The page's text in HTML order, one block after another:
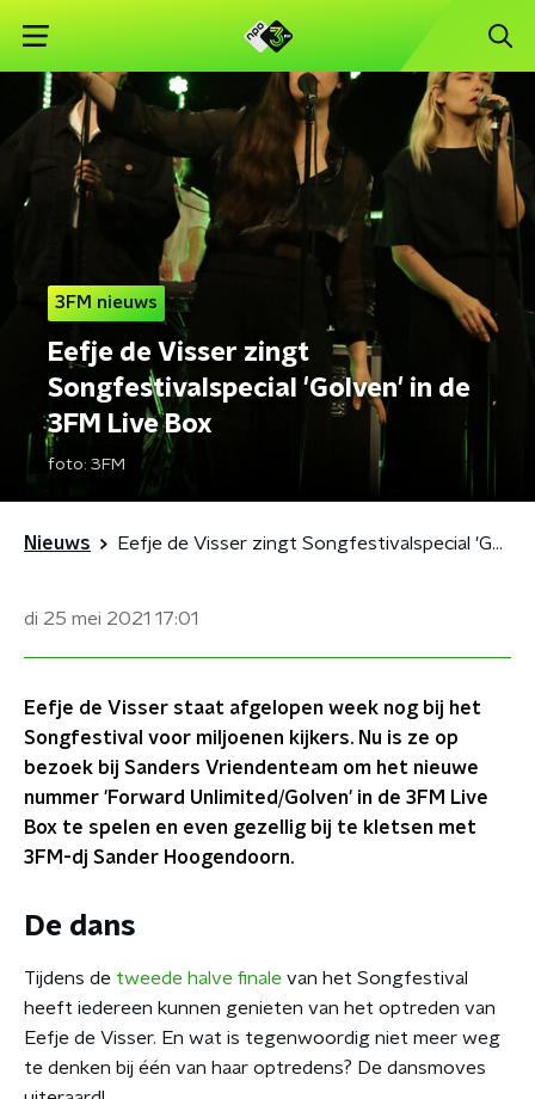
3FM nieuws
Eefje de Visser zingt
Songfestivalspecial 'Golven' in de
3FM Live Box
foto: 3FM
Nieuws Eefje de Visser zingt Songfestivalspecial 'Golven' in de 3FM Live Box
di 25 mei 2021 17:01
Eefje de Visser staat afgelopen week nog bij het
Songfestival voor miljoenen kijkers. Nu is ze op
bezoek bij Sanders Vriendenteam om het nieuwe
nummer 'Forward Unlimited/Golven' in de 3FM Live
Box te spelen en even gezellig bij te kletsen met
3FM-dj Sander Hoogendoorn.
De dans
Tijdens de tweede halve finale van het Songfestival
heeft iedereen kunnen genieten van het optreden van
Eefje de Visser. En wat is tegenwoordig niet meer weg
te denken bij één van haar optredens? De dansmoves